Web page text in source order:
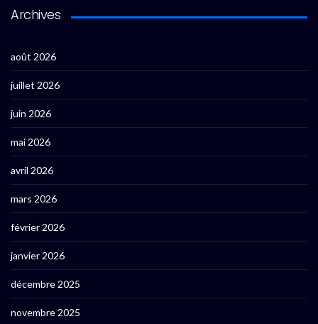
Archives
août 2026
juillet 2026
juin 2026
mai 2026
avril 2026
mars 2026
février 2026
janvier 2026
décembre 2025
novembre 2025